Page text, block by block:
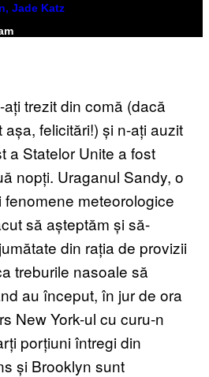
Jade Katz
trezit din comă (dacă
felicitări!) și n-ați auzit
a Statelor Unite a fost
nopți. Uraganul Sandy, o
meteorologice
să așteptăm și să-
din rația de provizii
treburile nasoale să
au început, în jur de ora
New York-ul cu curu-n
porțiuni întregi din
și Brooklyn sunt